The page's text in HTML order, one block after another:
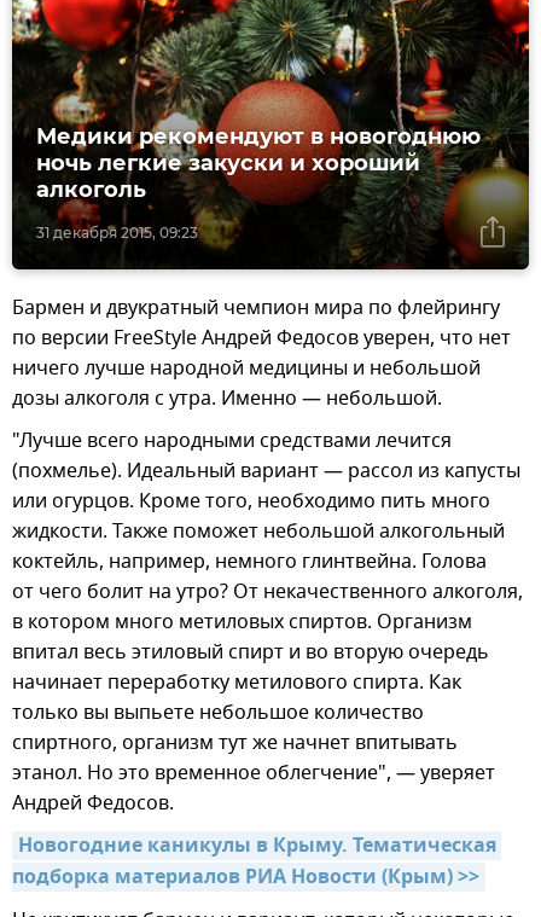
31 декабря 2015, 09:23
Медики рекомендуют в новогоднюю
ночь легкие закуски и хороший
алкоголь
Бармен и двукратный чемпион мира по флейрингу
по версии FreeStyle Андрей Федосов уверен, что нет
ничего лучше народной медицины и небольшой
дозы алкоголя с утра. Именно — небольшой.
"Лучше всего народными средствами лечится
(похмелье). Идеальный вариант — рассол из капусты
или огурцов. Кроме того, необходимо пить много
жидкости. Также поможет небольшой алкогольный
коктейль, например, немного глинтвейна. Голова
от чего болит на утро? От некачественного алкоголя,
в котором много метиловых спиртов. Организм
впитал весь этиловый спирт и во вторую очередь
начинает переработку метилового спирта. Как
только вы выпьете небольшое количество
спиртного, организм тут же начнет впитывать
этанол. Но это временное облегчение", — уверяет
Андрей Федосов.
Новогодние каникулы в Крыму. Тематическая
подборка материалов РИА Новости (Крым) >>